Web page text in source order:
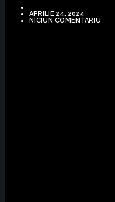
APRILIE 24, 2024
NICIUN COMENTARIU